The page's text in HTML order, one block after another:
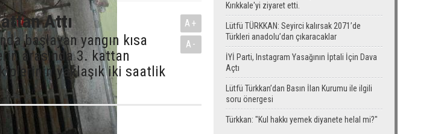
Attı
başlayan yangın kısa
arasında 3. kattan
yaklaşık iki saatlik
A+
A-
Kırıkkale'yi ziyaret etti.
Lütfü TÜRKKAN: Seyirci kalırsak 2071’de
Türkleri anadolu’dan çıkaracaklar
İYİ Parti, Instagram Yasağının İptali İçin Dava
Açtı
Lütfü Türkkan’dan Basın İlan Kurumu ile ilgili
soru önergesi
Türkkan: "Kul hakkı yemek diyanete helal mi?"